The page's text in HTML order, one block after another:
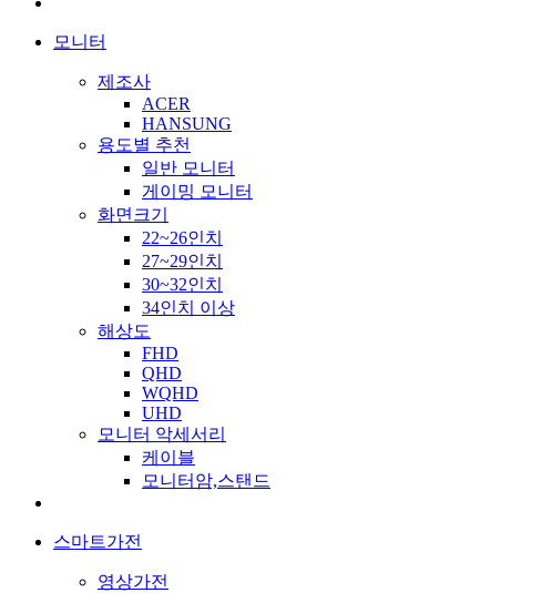
모니터
제조사
ACER
HANSUNG
용도별 추천
일반 모니터
게이밍 모니터
화면크기
22~26인치
27~29인치
30~32인치
34인치 이상
해상도
FHD
QHD
WQHD
UHD
모니터 악세서리
케이블
모니터암,스탠드
스마트가전
영상가전